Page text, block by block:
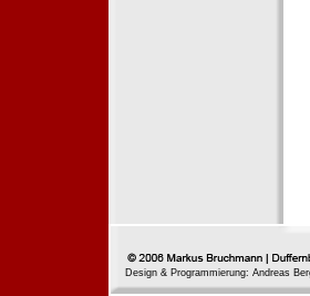
Design & Programmierung: Andreas